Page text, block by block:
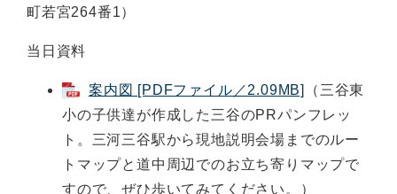
町若宮264番1）
当日資料
案内図 [PDFファイル／2.09MB]
（三谷東
小の子供達が作成した三谷のPRパンフレッ
ト。三河三谷駅から現地説明会場までのルー
トマップと道中周辺でのお立ち寄りマップで
すので、ぜひ歩いてみてください。）